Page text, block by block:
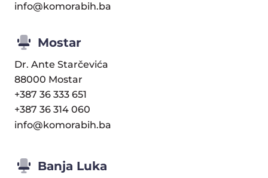
info@komorabih.ba
Mostar
Dr. Ante Starčevića
88000 Mostar
+387 36 333 651
+387 36 314 060
info@komorabih.ba
Banja Luka